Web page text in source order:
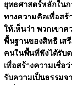
ยุทธศาสตร์หลักในก
ทางความคิดเพื่อส
ให้เห็นว่า พวกเขา
พื้นฐานของสิทธิ เส
คนในพื้นที่พึงได้รับ
เพื่อสร้างความเชื่อ
รับความเป็นธรรมจ